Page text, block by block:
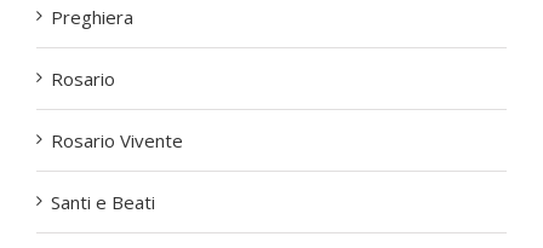
Preghiera
Rosario
Rosario Vivente
Santi e Beati